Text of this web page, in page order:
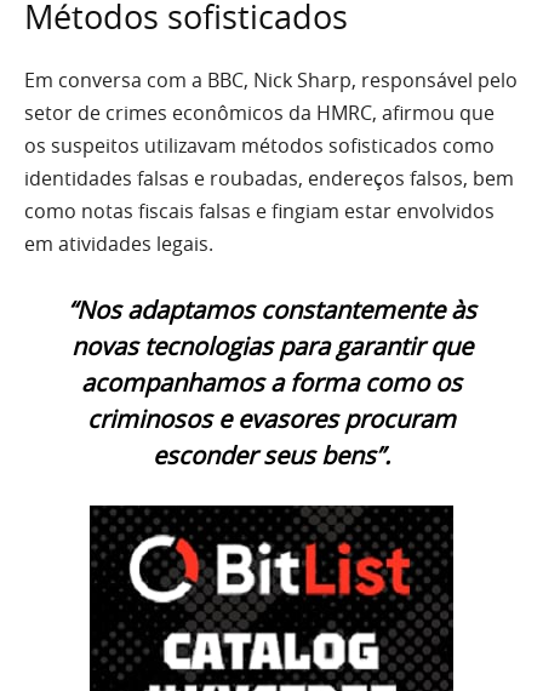
Métodos sofisticados
Em conversa com a BBC, Nick Sharp, responsável pelo
setor de crimes econômicos da HMRC, afirmou que
os suspeitos utilizavam métodos sofisticados como
identidades falsas e roubadas, endereços falsos, bem
como notas fiscais falsas e fingiam estar envolvidos
em atividades legais.
“Nos adaptamos constantemente às
novas tecnologias para garantir que
acompanhamos a forma como os
criminosos e evasores procuram
esconder seus bens”.